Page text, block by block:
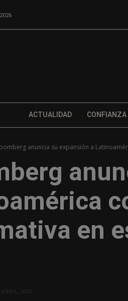
ACTUALIDAD CONFIANZA
anuncia su expansión a
en